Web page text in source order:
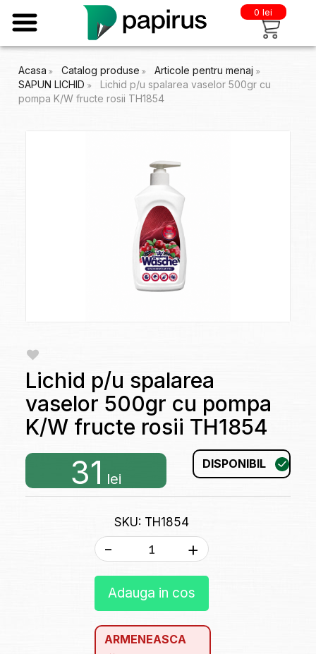
0 lei
Acasa Catalog produse
Articole pentru menaj
SAPUN LICHID
Lichid p/u spalarea vaselor 500gr cu
pompa K/W fructe rosii TH1854
Lichid p/u spalarea
vaselor 500gr cu pompa
K/W fructe rosii TH1854
31 lei
DISPONIBIL
SKU: TH1854
- +
Adauga in cos
ARMENEASCA